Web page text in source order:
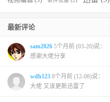
最新评论
sam2026 5个月前 (03-20)说：
感谢大佬分享
wdh123 8个月前 (12-08)说：
大佬 又该更新迅雷了